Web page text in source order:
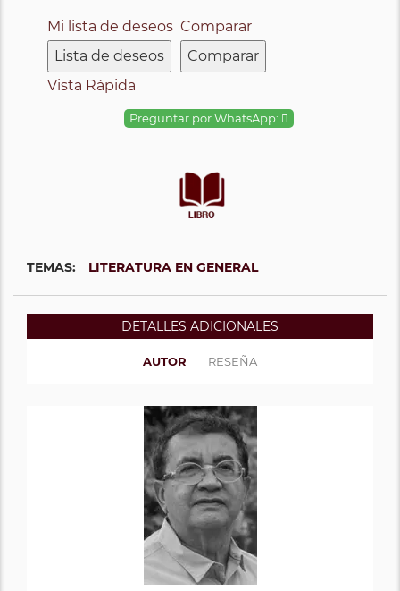
Mi lista de deseos
Lista de deseos
Comparar
Comparar
Vista Rápida
Preguntar por WhatsApp:
TEMAS: LITERATURA EN GENERAL
DETALLES ADICIONALES
AUTOR RESEÑA